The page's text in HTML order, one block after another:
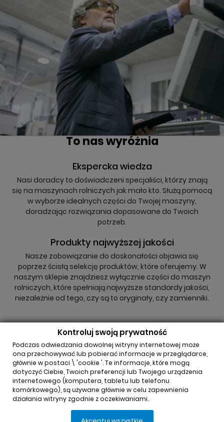
To nas wyróżnia
Ekspercka wiedza
Nasi doradcy to doświadczeni specjaliści, którzy znają
się na maszynach rolniczych jak mało kto. Służą pomocą
w wyborze idealnych części do Twojej maszyny,
doradzając rozwiązania dopasowane do Twoich
potrzeb.
Produkty najwyższej jakości
Nasze zobowiązanie do doskonałości objawia się
poprzez ścisłą selekcję produktów, które oferujemy. W
naszym sklepie znajdziesz wyłącznie części do maszyn
rolniczych, które spełniają najwyższe standardy jakości,
niezależnie od tego, czy są to oryginały, czy zamienniki.
INFORMACJA O SKLEPIE 
REGULAMINY
Kontroluj swoją prywatność
Podczas odwiedzania dowolnej witryny internetowej może
ona przechowywać lub pobierać informacje w przeglądarce,
głównie w postaci \ 'cookie '. Te informacje, które mogą
dotyczyć Ciebie, Twoich preferencji lub Twojego urządzenia
internetowego (komputera, tabletu lub telefonu
komórkowego), są używane głównie w celu zapewnienia
działania witryny zgodnie z oczekiwaniami.